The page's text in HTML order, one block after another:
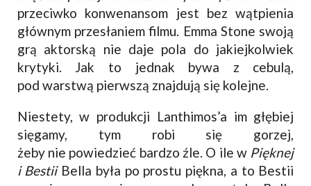
przeciwko konwenansom jest bez wątpienia
głównym przesłaniem filmu. Emma Stone swoją
grą aktorską nie daje pola do jakiejkolwiek
krytyki. Jak to jednak bywa z cebulą,
pod warstwą pierwszą znajdują się kolejne.
Niestety, w produkcji Lanthimos’a im głębiej
sięgamy, tym robi się gorzej,
żeby nie powiedzieć bardzo źle. O ile w Pięknej
i BestiiBella była po prostu piękna, a to Bestii